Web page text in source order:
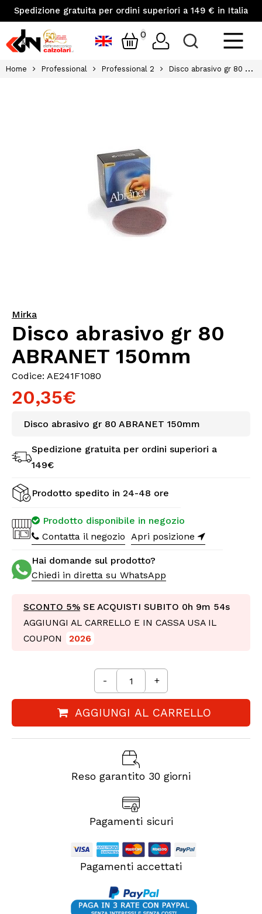
Spedizione gratuita per ordini superiori a 149 € in Italia
0
Home Professional Professional 2 Disco abrasivo gr 80 abranet 150mm
Mirka
Disco abrasivo gr 80
ABRANET 150mm
Codice: AE241F1080
20,35€
Disco abrasivo gr 80 ABRANET 150mm
Spedizione gratuita per ordini superiori a
149€
Prodotto spedito in 24-48 ore
Prodotto disponibile in negozio
Contatta il negozio Apri posizione
Hai domande sul prodotto?
Chiedi in diretta su WhatsApp
SCONTO 5% SE ACQUISTI SUBITO 0h 9m 53s
AGGIUNGI AL CARRELLO E IN CASSA USA IL
COUPON
2026
- +
AGGIUNGI AL CARRELLO
Reso garantito 30 giorni
Pagamenti sicuri
Pagamenti accettati